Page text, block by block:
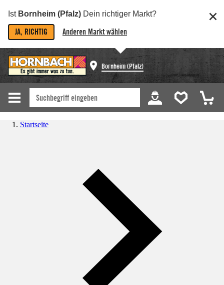
Ist Bornheim (Pfalz) Dein richtiger Markt?
JA, RICHTIG Anderen Markt wählen
Bornheim (Pfalz)
Startseite